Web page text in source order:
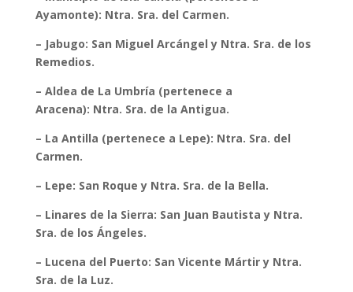
Ayamonte): Ntra. Sra. del Carmen.
– Jabugo: San Miguel Arcángel y Ntra. Sra. de los
Remedios.
– Aldea de La Umbría (pertenece a
Aracena): Ntra. Sra. de la Antigua.
– La Antilla (pertenece a Lepe): Ntra. Sra. del
Carmen.
– Lepe: San Roque y Ntra. Sra. de la Bella.
– Linares de la Sierra: San Juan Bautista y Ntra.
Sra. de los Ángeles.
– Lucena del Puerto: San Vicente Mártir y Ntra.
Sra. de la Luz.